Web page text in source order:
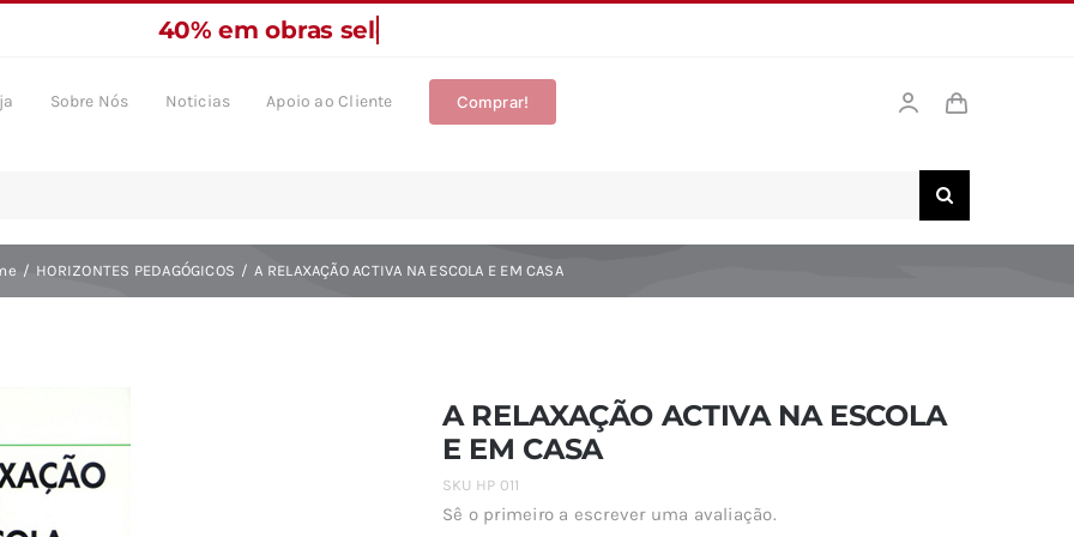
Sobre Nós Noticias Apoio ao Cliente Comprar!
HORIZONTES PEDAGÓGICOS A RELAXAÇÃO ACTIVA NA ESCOLA E EM CASA
A RELAXAÇÃO ACTIVA NA ESCOLA
E EM CASA
SKU HP 011
Sê o primeiro a escrever uma avaliação.